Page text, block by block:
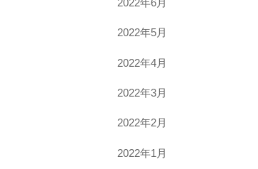
2022年6月
2022年5月
2022年4月
2022年3月
2022年2月
2022年1月